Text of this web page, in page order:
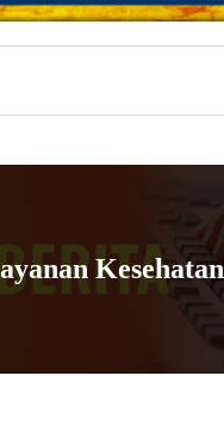
Kesehatan